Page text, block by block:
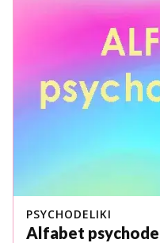
PSYCHODELIKI
Alfabet